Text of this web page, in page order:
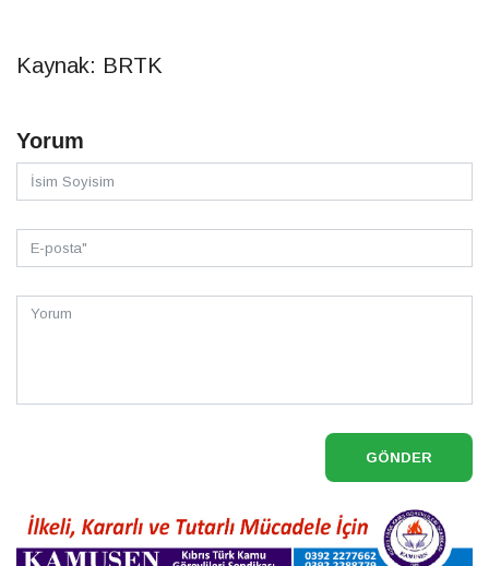
Kaynak: BRTK
Yorum
GÖNDER